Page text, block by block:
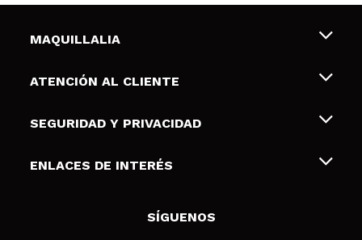
MAQUILLALIA
Sobre nosotros
Tarjetas de Regalo
ATENCIÓN AL CLIENTE
Envíos y devoluciones
Formas de pago
SEGURIDAD Y PRIVACIDAD
Terminos y condiciones de uso
Política de cookies
ENLACES DE INTERÉS
SÍGUENOS